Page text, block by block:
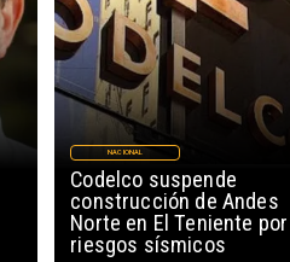
Codelco suspende
construcción de Andes
Norte en El Teniente por
riesgos sísmicos
NACIONAL